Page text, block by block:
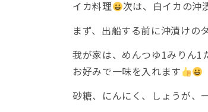
イカ料理 次は、白イカの沖
まず、出船する前に沖漬けの
我が家は、めんつゆ1みりん1
お好みで一味を入れます
砂糖、にんにく、しょうが、